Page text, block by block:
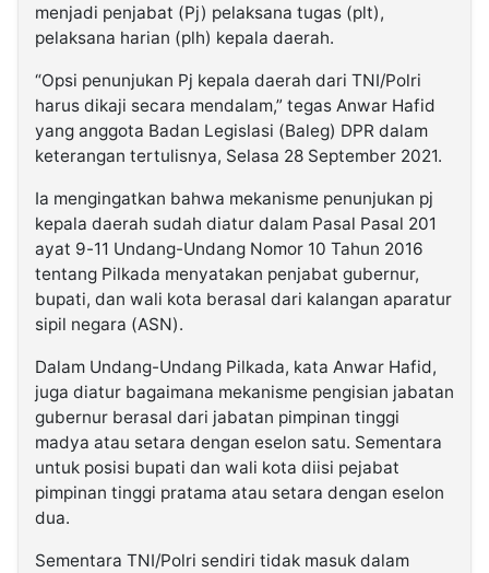
menjadi penjabat (Pj) pelaksana tugas (plt),
pelaksana harian (plh) kepala daerah.
“Opsi penunjukan Pj kepala daerah dari TNI/Polri
harus dikaji secara mendalam,” tegas Anwar Hafid
yang anggota Badan Legislasi (Baleg) DPR dalam
keterangan tertulisnya, Selasa 28 September 2021.
Ia mengingatkan bahwa mekanisme penunjukan pj
kepala daerah sudah diatur dalam Pasal Pasal 201
ayat 9-11 Undang-Undang Nomor 10 Tahun 2016
tentang Pilkada menyatakan penjabat gubernur,
bupati, dan wali kota berasal dari kalangan aparatur
sipil negara (ASN).
Dalam Undang-Undang Pilkada, kata Anwar Hafid,
juga diatur bagaimana mekanisme pengisian jabatan
gubernur berasal dari jabatan pimpinan tinggi
madya atau setara dengan eselon satu. Sementara
untuk posisi bupati dan wali kota diisi pejabat
pimpinan tinggi pratama atau setara dengan eselon
dua.
Sementara TNI/Polri sendiri tidak masuk dalam